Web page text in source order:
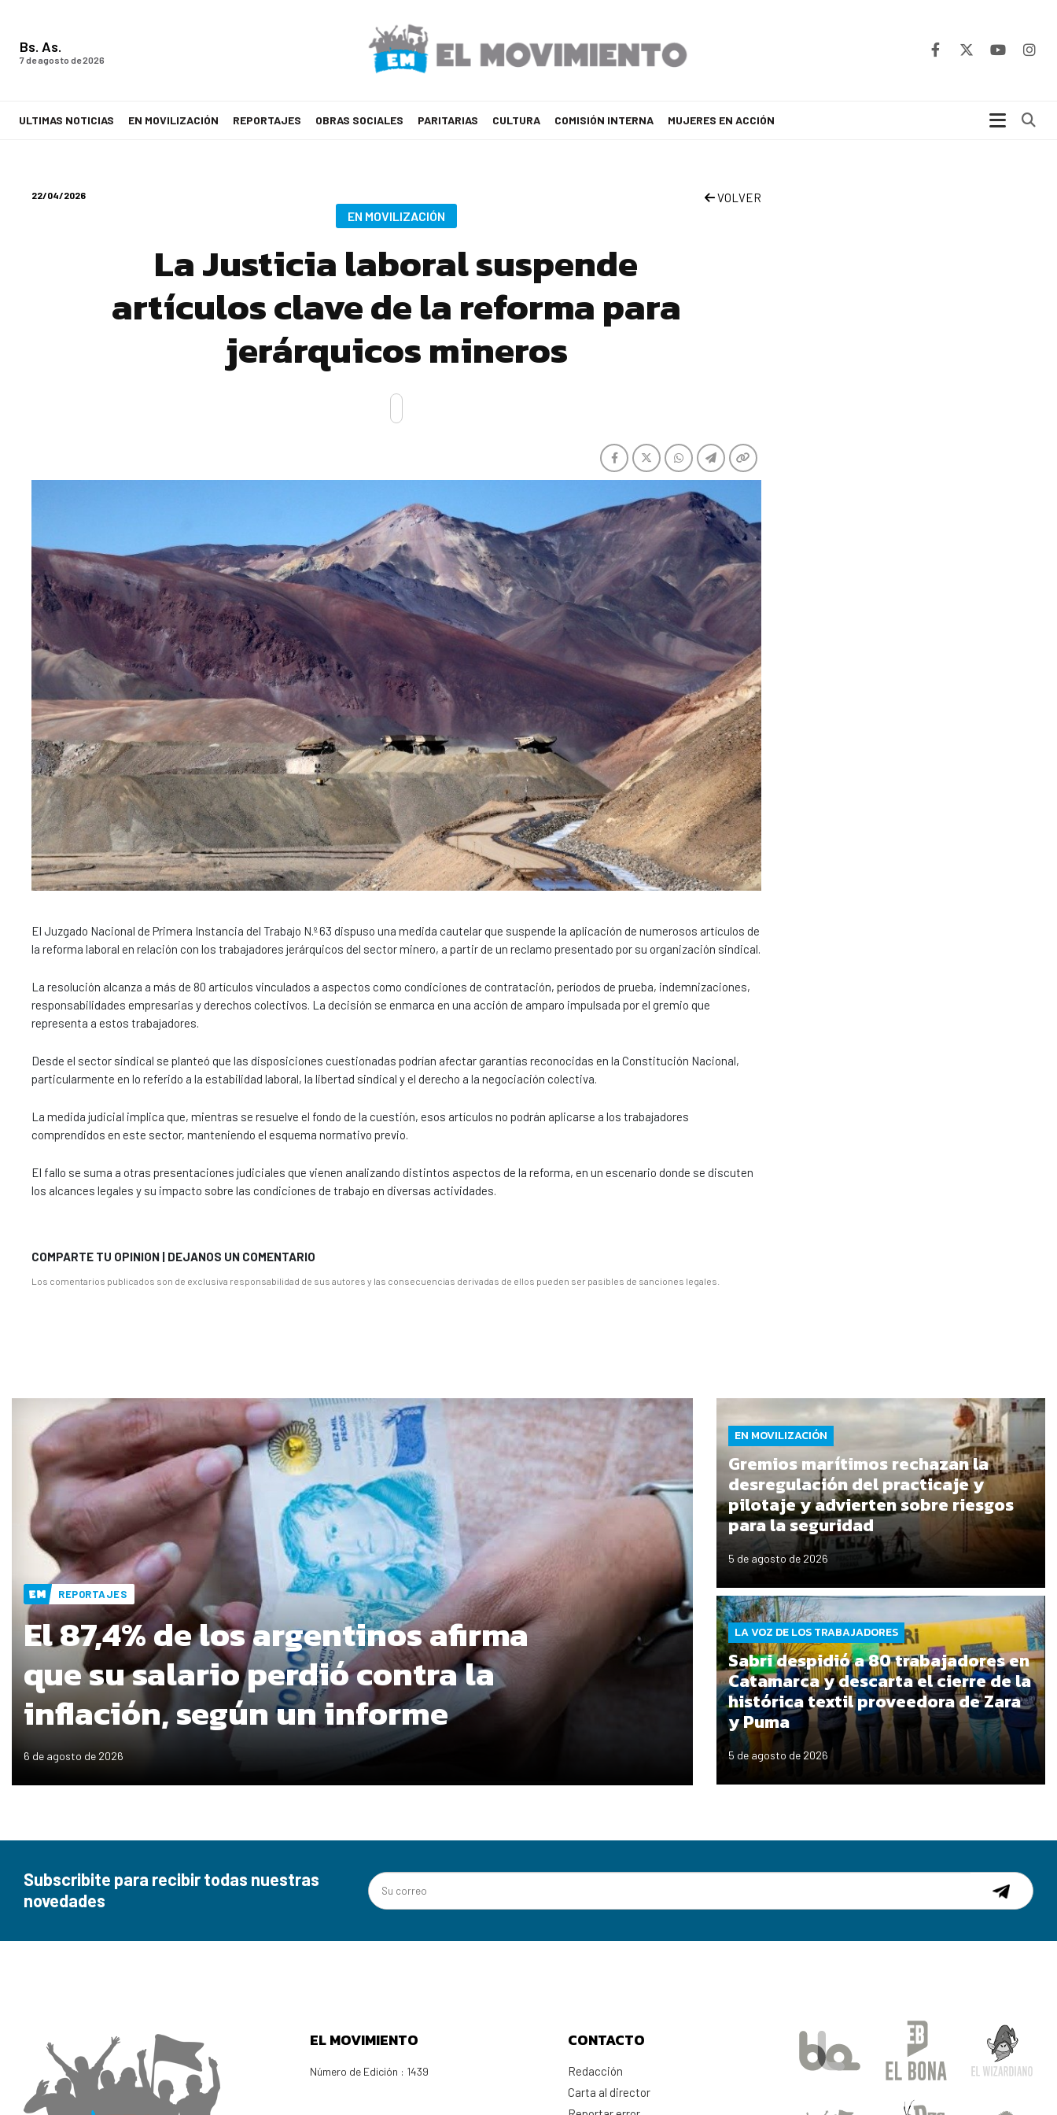
Bs. As.
7 de agosto de 2026
ULTIMAS NOTICIAS EN MOVILIZACIÓN REPORTAJES OBRAS SOCIALES PARITARIAS CULTURA COMISIÓN INTERNA MUJERES EN ACCIÓN
22/04/2026 VOLVER
EN MOVILIZACIÓN
La Justicia laboral suspende
artículos clave de la reforma para
jerárquicos mineros
El Juzgado Nacional de Primera Instancia del Trabajo N.º 63 dispuso una medida cautelar que suspende la aplicación de numerosos artículos de
la reforma laboral en relación con los trabajadores jerárquicos del sector minero, a partir de un reclamo presentado por su organización sindical.
La resolución alcanza a más de 80 artículos vinculados a aspectos como condiciones de contratación, períodos de prueba, indemnizaciones,
responsabilidades empresarias y derechos colectivos. La decisión se enmarca en una acción de amparo impulsada por el gremio que
representa a estos trabajadores.
Desde el sector sindical se planteó que las disposiciones cuestionadas podrían afectar garantías reconocidas en la Constitución Nacional,
particularmente en lo referido a la estabilidad laboral, la libertad sindical y el derecho a la negociación colectiva.
La medida judicial implica que, mientras se resuelve el fondo de la cuestión, esos artículos no podrán aplicarse a los trabajadores
comprendidos en este sector, manteniendo el esquema normativo previo.
El fallo se suma a otras presentaciones judiciales que vienen analizando distintos aspectos de la reforma, en un escenario donde se discuten
los alcances legales y su impacto sobre las condiciones de trabajo en diversas actividades.
COMPARTE TU OPINION | DEJANOS UN COMENTARIO
Los comentarios publicados son de exclusiva responsabilidad de sus autores y las consecuencias derivadas de ellos pueden ser pasibles de sanciones legales.
REPORTAJES
El 87,4% de los argentinos afirma
que su salario perdió contra la
inflación, según un informe
6 de agosto de 2026
EN MOVILIZACIÓN
Gremios marítimos rechazan la
desregulación del practicaje y
pilotaje y advierten sobre riesgos
para la seguridad
5 de agosto de 2026
LA VOZ DE LOS TRABAJADORES
Sabri despidió a 80 trabajadores en
Catamarca y descarta el cierre de la
histórica textil proveedora de Zara
y Puma
5 de agosto de 2026
Subscribite para recibir todas nuestras
novedades
EL MOVIMIENTO
Número de Edición : 1439
CONTACTO
Redacción
Carta al director